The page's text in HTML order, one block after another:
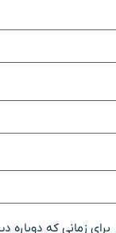
زمانی که دوباره